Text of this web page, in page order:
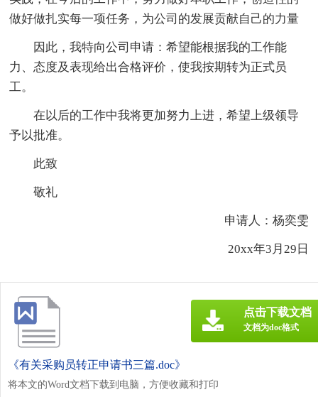
做好做扎实每一项任务，为公司的发展贡献自己的力量
因此，我特向公司申请：希望能根据我的工作能
力、态度及表现给出合格评价，使我按期转为正式员
工。
在以后的工作中我将更加努力上进，希望上级领导
予以批准。
此致
敬礼
申请人：杨奕雯
20xx年3月29日
《有关采购员转正申请书三篇.doc》
将本文的Word文档下载到电脑，方便收藏和打印
点击下载文档
文档为doc格式